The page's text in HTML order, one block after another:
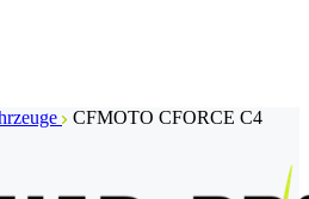
CFMOTO CFORCE C4